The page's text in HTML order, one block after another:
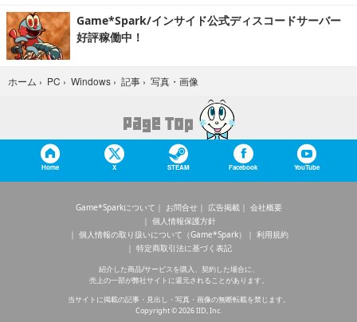
Game*Spark/インサイド公式ディスコードサーバー
好評稼働中！
ホーム › PC › Windows › 記事 › 写真・画像
Home X STEAM Facebook YouTube
Game*Sparkについて お問合せ 広告掲載
会社概要
個人情報保護方針
個人情報の取り扱いについて（Game*Spark）
利用規約
特定商取引法に基づく表記
紹介した商品/サービスを購入、契約した場合に、
売上の一部が弊社サイトに還元されることがあります。
当サイトに掲載の記事・見出し・写真・画像の無断転載を禁じます。
Copyright © 2026 IID, Inc.